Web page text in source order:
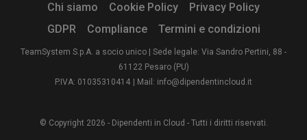
Chi siamo Cookie Policy
Privacy Policy
GDPR
Compliance Termini e condizioni
TeamSystem S.p.A. a socio unico | Sede legale: Via Sandro Pertini, 88 -
61122 Pesaro (PU)
P.IVA: 01035310414
| Mail: info@dipendentincloud.it
© Copyright 2026 - Dipendenti in Cloud - Tutti i diritti riservati.